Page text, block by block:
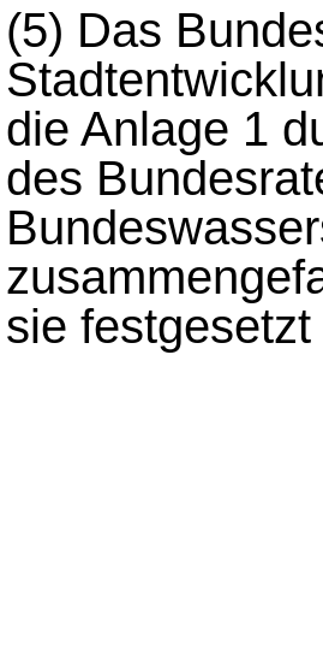
(5) Das
die Anlage 1
des
sie